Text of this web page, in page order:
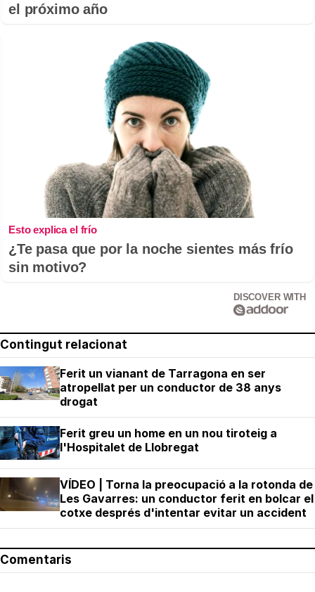
el próximo año
Esto explica el frío
¿Te pasa que por la noche sientes más frío
sin motivo?
DISCOVER WITH
Contingut relacionat
Ferit un vianant de Tarragona en ser
atropellat per un conductor de 38 anys
drogat
Ferit greu un home en un nou tiroteig a
l'Hospitalet de Llobregat
VÍDEO | Torna la preocupació a la rotonda de
Les Gavarres: un conductor ferit en bolcar el
cotxe després d'intentar evitar un accident
Comentaris